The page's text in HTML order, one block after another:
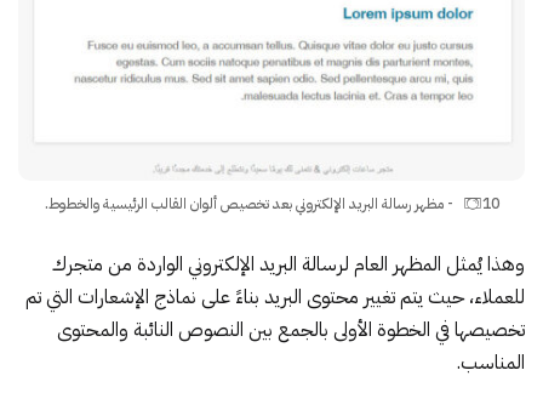
10 - مظهر رسالة البريد الإلكتروني بعد تخصيص ألوان القالب الرئيسية والخطوط.
وهذا يُمثل المظهر العام لرسالة البريد الإلكتروني الواردة من متجرك
للعملاء، حيث يتم تغيير محتوى البريد بناءً على نماذج الإشعارات التي تم
تخصيصها في الخطوة الأولى بالجمع بين النصوص النائبة والمحتوى
المناسب.